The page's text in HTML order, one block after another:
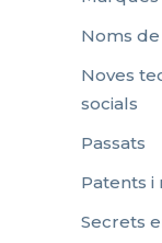
Noms
Noves
socials
Passats
Patents
Secrets